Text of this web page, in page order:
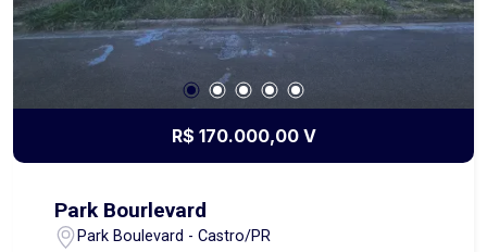
R$ 170.000,00 V
Park Bourlevard
Park Boulevard - Castro/PR